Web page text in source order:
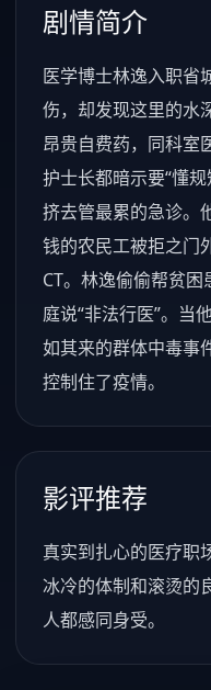
剧情简介
医学博士林逸入职省
伤，却发现这里的水
昂贵自费药，同科室
护士长都暗示要“懂
挤去管最累的急诊。
钱的农民工被拒之门
CT。林逸偷偷帮贫
庭说“非法行医”。当
如其来的群体中毒事
控制住了疫情。
影评推荐
真实到扎心的医疗职
冰冷的体制和滚烫的
人都感同身受。